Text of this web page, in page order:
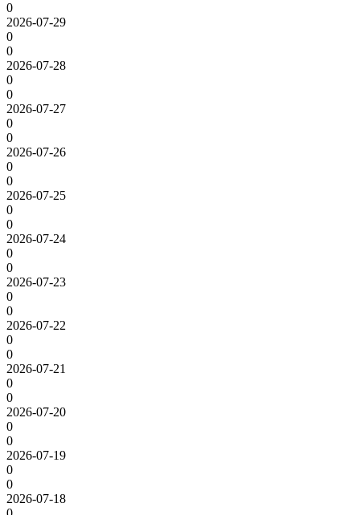
0
2026-07-29
0
0
2026-07-28
0
0
2026-07-27
0
0
2026-07-26
0
0
2026-07-25
0
0
2026-07-24
0
0
2026-07-23
0
0
2026-07-22
0
0
2026-07-21
0
0
2026-07-20
0
0
2026-07-19
0
0
2026-07-18